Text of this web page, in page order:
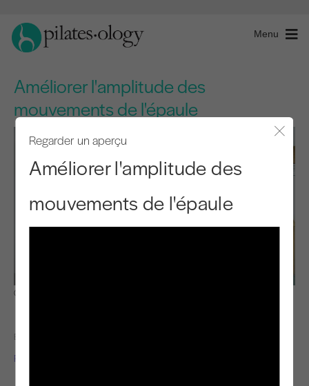
Menu
Améliorer l'amplitude des
mouvements de l'épaule
Regarder un aperçu
Améliorer l'amplitude des
mouvements de l'épaule
Observer et apprendre
ENSEIGNANT
Peter Roël